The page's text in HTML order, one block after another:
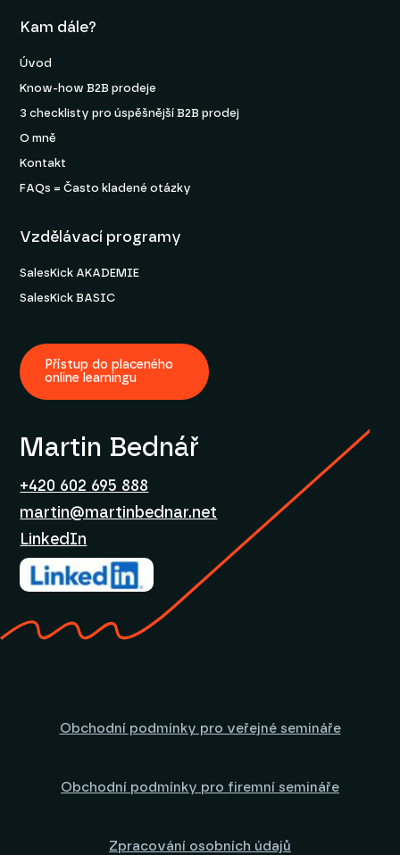
Kam dále?
Úvod
Know-how B2B prodeje
3 checklisty pro úspěšnější B2B prodej
O mně
Kontakt
FAQs = Často kladené otázky
Vzdělávací programy
SalesKick AKADEMIE
SalesKick BASIC
Přístup do placeného
online learningu
Martin Bednář
+420 602 695 888
martin@martinbednar.net
LinkedIn
Obchodní podmínky pro veřejné semináře
Obchodní podmínky pro firemní semináře
Zpracování osobních údajů